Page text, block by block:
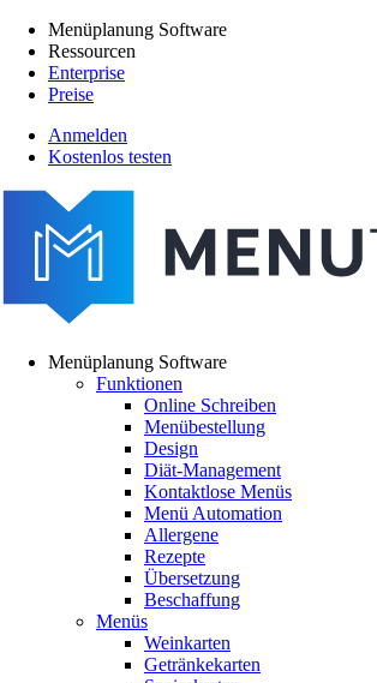
Direkt
zum
Inhalt
Main
navigation
Menüplanung Software
Ressourcen
Enterprise
Preise
menutech
navigation
Anmelden
Kostenlos testen
navigation
Menüplanung Software
Funktionen
Online Schreiben
Menübestellung
Design
Diät-Management
Kontaktlose Menüs
Menü Automation
Allergene
Rezepte
Übersetzung
Beschaffung
Menüs
Weinkarten
Getränkekarten